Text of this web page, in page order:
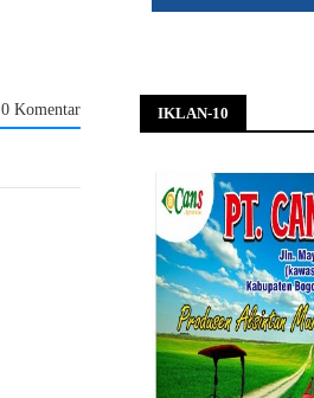
0 Komentar IKLAN-10